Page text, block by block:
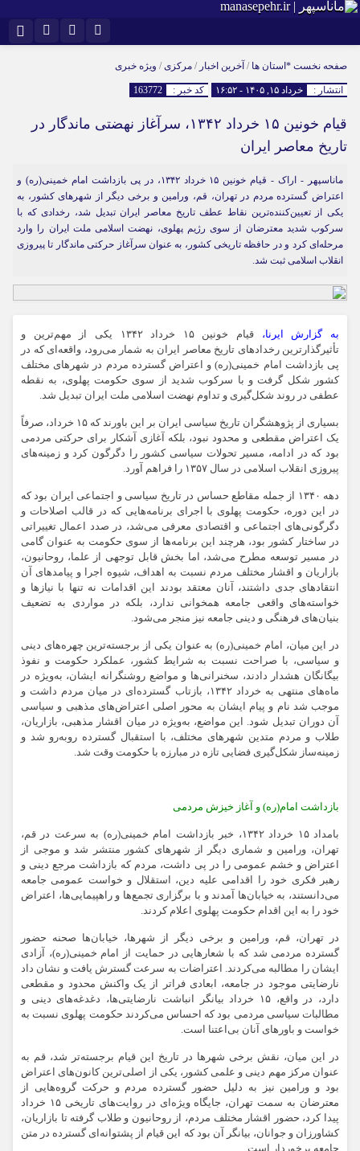
اینستاگرام تلگرام
سروش ایتا
آپارات رمز عبور
مرا به خاطر بسپار
صفحه نخست *استان ها / آخرین اخبار / مرکزی/ ویژه خبری
انتشار : خرداد ۱۵, ۱۴۰۵ - ۱۶:۵۲ کد خبر : 163772
قیام خونین ۱۵ خرداد ۱۳۴۲، سرآغاز نهضتی ماندگار در
تاریخ معاصر ایران
ماناسپهر - اراک - قیام خونین ۱۵ خرداد ۱۳۴۲، در پی بازداشت امام خمینی(ره) و
اعتراض گسترده مردم در تهران، قم، ورامین و برخی دیگر از شهرهای کشور، به
یکی از تعیین‌کننده‌ترین نقاط عطف تاریخ معاصر ایران تبدیل شد، رخدادی که با
سرکوب شدید معترضان از سوی رژیم پهلوی، نهضت اسلامی ملت ایران را وارد
مرحله‌ای کرد و در حافظه تاریخی کشور، به عنوان سرآغاز حرکتی ماندگار تا پیروزی
انقلاب اسلامی ثبت شد.
به گزارش ایرنا،
قیام خونین ۱۵ خرداد ۱۳۴۲ یکی از مهم‌ترین و
تأثیرگذارترین رخدادهای تاریخ معاصر ایران به شمار می‌رود، واقعه‌ای که در
پی بازداشت امام خمینی(ره) و اعتراض گسترده مردم در شهرهای مختلف
کشور شکل گرفت و با سرکوب شدید از سوی حکومت پهلوی، به نقطه
عطفی در روند شکل‌گیری و تداوم نهضت اسلامی ملت ایران تبدیل شد.
بسیاری از پژوهشگران تاریخ سیاسی ایران بر این باورند که ۱۵ خرداد، صرفاً
یک اعتراض مقطعی و محدود نبود، بلکه آغازی آشکار برای حرکتی مردمی
بود که در ادامه، مسیر تحولات سیاسی کشور را دگرگون کرد و زمینه‌های
پیروزی انقلاب اسلامی در سال ۱۳۵۷ را فراهم آورد.
دهه ۱۳۴۰ از جمله مقاطع حساس در تاریخ سیاسی و اجتماعی ایران بود که
در این دوره، حکومت پهلوی با اجرای برنامه‌هایی که در قالب اصلاحات و
دگرگونی‌های اجتماعی و اقتصادی معرفی می‌شد، در صدد اعمال تغییراتی
در ساختار کشور بود، هرچند این برنامه‌ها از سوی حکومت به عنوان گامی
در مسیر توسعه مطرح می‌شد، اما بخش قابل توجهی از علما، روحانیون،
بازاریان و اقشار مختلف مردم نسبت به اهداف، شیوه اجرا و پیامدهای آن
انتقادهای جدی داشتند، آنان معتقد بودند این اقدامات نه تنها با نیازها و
خواسته‌های واقعی جامعه همخوانی ندارد، بلکه در مواردی به تضعیف
بنیان‌های فرهنگی و دینی جامعه نیز منجر می‌شود.
در این میان، امام خمینی(ره) به عنوان یکی از برجسته‌ترین چهره‌های دینی
و سیاسی، با صراحت نسبت به شرایط کشور، عملکرد حکومت و نفوذ
بیگانگان هشدار دادند، سخنرانی‌ها و مواضع روشنگرانه ایشان، به‌ویژه در
ماه‌های منتهی به خرداد ۱۳۴۲، بازتاب گسترده‌ای در میان مردم داشت و
موجب شد نام و پیام ایشان به محور اصلی اعتراض‌های مذهبی و سیاسی
آن دوران تبدیل شود. این مواضع، به‌ویژه در میان اقشار مذهبی، بازاریان،
طلاب و مردم متدین شهرهای مختلف، با استقبال گسترده روبه‌رو شد و
زمینه‌ساز شکل‌گیری فضایی تازه در مبارزه با حکومت وقت شد.
بازداشت امام(ره) و آغاز خیزش مردمی
بامداد ۱۵ خرداد ۱۳۴۲، خبر بازداشت امام خمینی(ره) به سرعت در قم،
تهران، ورامین و شماری دیگر از شهرهای کشور منتشر شد و موجی از
اعتراض و خشم عمومی را در پی داشت، مردم که بازداشت مرجع دینی و
رهبر فکری خود را اقدامی علیه دین، استقلال و خواست عمومی جامعه
می‌دانستند، به خیابان‌ها آمدند و با برگزاری تجمع‌ها و راهپیمایی‌ها، اعتراض
خود را به این اقدام حکومت پهلوی اعلام کردند.
در تهران، قم، ورامین و برخی دیگر از شهرها، خیابان‌ها صحنه حضور
گسترده مردمی شد که با شعارهایی در حمایت از امام خمینی(ره)، آزادی
ایشان را مطالبه می‌کردند. اعتراضات به سرعت گسترش یافت و نشان داد
نارضایتی موجود در جامعه، ابعادی فراتر از یک واکنش محدود و مقطعی
دارد، در واقع، ۱۵ خرداد بیانگر انباشت نارضایتی‌ها، دغدغه‌های دینی و
مطالبات سیاسی مردمی بود که احساس می‌کردند حکومت پهلوی نسبت به
خواست و باورهای آنان بی‌اعتنا است.
در این میان، نقش برخی شهرها در تاریخ این قیام برجسته‌تر شد، قم به
عنوان مرکز مهم دینی و علمی کشور، یکی از اصلی‌ترین کانون‌های اعتراض
بود و ورامین نیز به دلیل حضور گسترده مردم و حرکت گروه‌هایی از
معترضان به سمت تهران، جایگاه ویژه‌ای در روایت‌های تاریخی ۱۵ خرداد
پیدا کرد، حضور اقشار مختلف مردم، از روحانیون و طلاب گرفته تا بازاریان،
کشاورزان و جوانان، بیانگر آن بود که این قیام از پشتوانه‌ای گسترده در متن
جامعه برخوردار است.